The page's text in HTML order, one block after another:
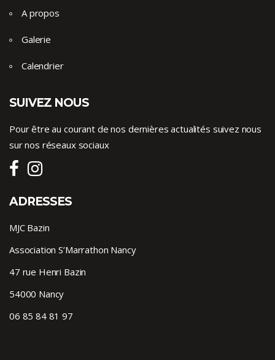
A propos
Galerie
Calendrier
SUIVEZ NOUS
Pour être au courant de nos dernières actualités suivez nous
sur nos réseaux sociaux
ADRESSES
MJC Bazin
Association S’Marrathon Nancy
47 rue Henri Bazin
54000 Nancy
06 85 84 81 97